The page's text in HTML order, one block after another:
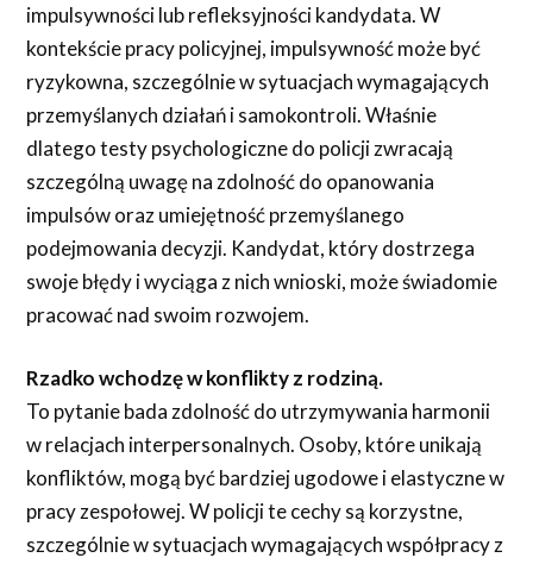
impulsywności lub refleksyjności kandydata. W
kontekście pracy policyjnej, impulsywność może być
ryzykowna, szczególnie w sytuacjach wymagających
przemyślanych działań i samokontroli. Właśnie
dlatego testy psychologiczne do policji zwracają
szczególną uwagę na zdolność do opanowania
impulsów oraz umiejętność przemyślanego
podejmowania decyzji. Kandydat, który dostrzega
swoje błędy i wyciąga z nich wnioski, może świadomie
pracować nad swoim rozwojem.
Rzadko wchodzę w konflikty z rodziną.
To pytanie bada zdolność do utrzymywania harmonii
w relacjach interpersonalnych. Osoby, które unikają
konfliktów, mogą być bardziej ugodowe i elastyczne w
pracy zespołowej. W policji te cechy są korzystne,
szczególnie w sytuacjach wymagających współpracy z